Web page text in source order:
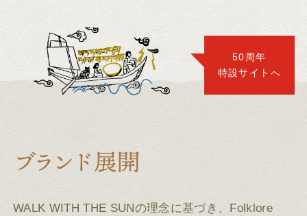
50周年
特設サイトへ
WALK WITH THE SUNの理念に基づき、Folklore